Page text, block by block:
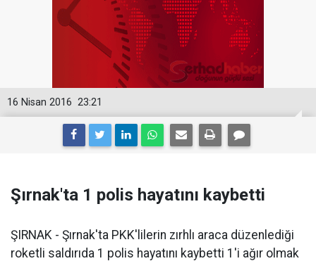
23:21
16 Nisan 2016
Şırnak'ta 1 polis hayatını kaybetti
ŞIRNAK - Şırnak'ta PKK'lilerin zırhlı araca düzenlediği
roketli saldırıda 1 polis hayatını kaybetti 1'i ağır olmak